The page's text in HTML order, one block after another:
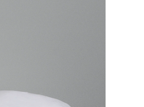
Meld u aan bij uw account om producten aan uw
voegen en uw eerder opgeslagen artikelen te